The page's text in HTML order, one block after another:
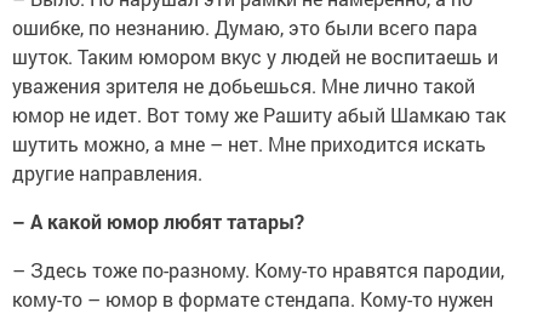
ошибке, по незнанию. Думаю, это были всего пара
шуток. Таким юмором вкус у людей не воспитаешь и
уважения зрителя не добьешься. Мне лично такой
юмор не идет. Вот тому же Рашиту абый Шамкаю так
шутить можно, а мне – нет. Мне приходится искать
другие направления.
– А какой юмор любят татары?
– Здесь тоже по-разному. Кому-то нравятся пародии,
кому-то – юмор в формате стендапа. Кому-то нужен